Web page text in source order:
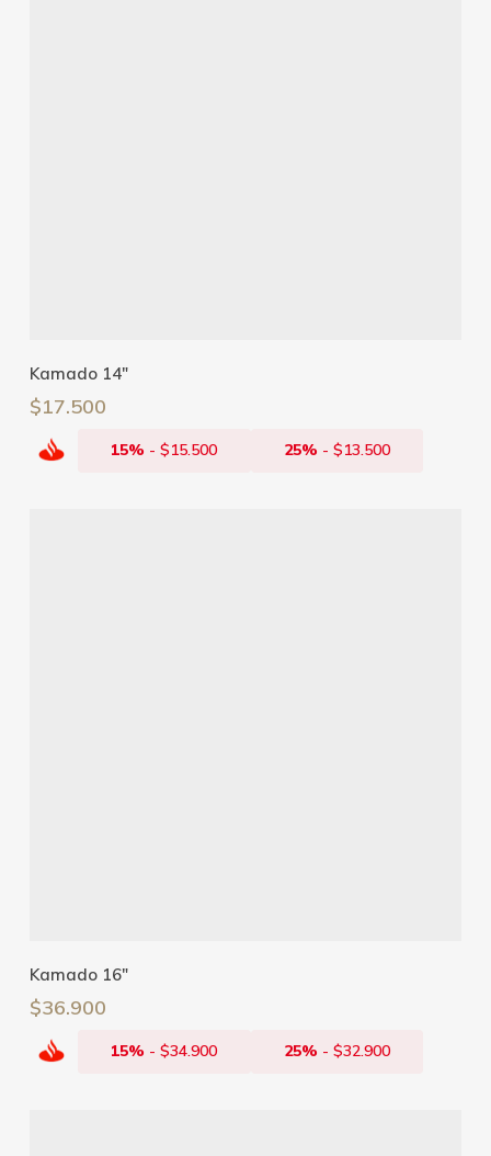
Kamado 14″
$17.500
15% -$15.500 25% - $13.500
Kamado 16″
$36.900
15% -$34.900 25% - $32.900